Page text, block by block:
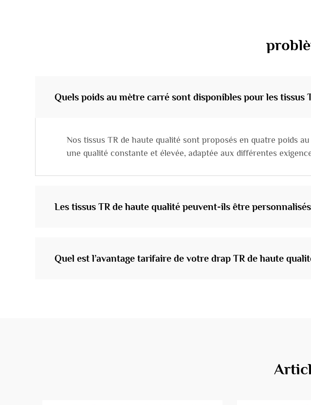
Quels poids au mètre carré sont disponibles pour les tissus
Nos tissus TR de haute qualité sont proposés en quatre poids
une qualité constante et élevée, adaptée aux différentes
Les tissus TR de haute qualité peuvent-ils être
Quel est l’avantage tarifaire de votre drap TR de haute